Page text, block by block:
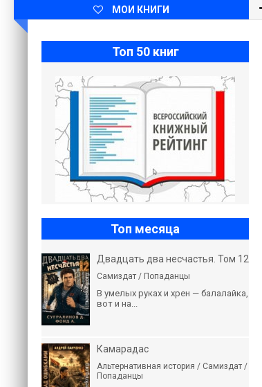
МОИ КНИГИ
Топ 50 книг
Топ месяца
Двадцать два несчастья. Том 12
Самиздат / Попаданцы
В умелых руках и хрен — балалайка,
вот и на...
Камарадас
Альтернативная история / Самиздат /
Попаданцы